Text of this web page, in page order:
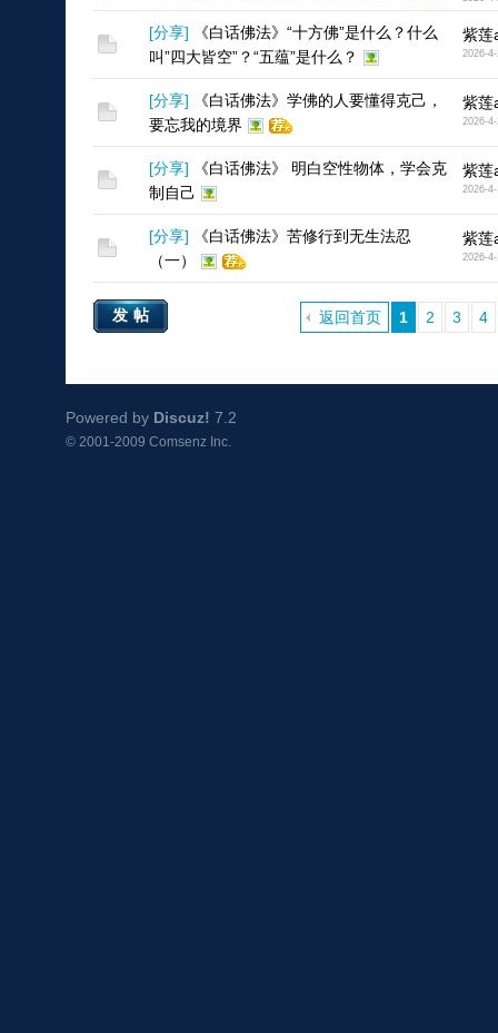
[分享]
《白话佛法》“十方佛”是什么？什么
叫”四大皆空”？“五蕴”是什么？
紫莲
2026-
[分享]
《白话佛法》学佛的人要懂得克己，
要忘我的境界
紫莲
2026-
[分享]
《白话佛法》 明白空性物体，学会克
制自己
紫莲
2026-
[分享]
《白话佛法》苦修行到无生法忍
（一）
紫莲
2026-
1 2 3 4
返回首页
发帖
Powered by Discuz! 7.2
© 2001-2009 Comsenz Inc.